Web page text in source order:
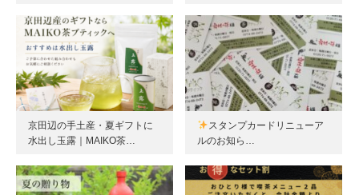
京田辺の手土産・夏ギフトに
水出し玉露｜MAIKO茶…
スタンプカードリニューア
ルのお知ら…